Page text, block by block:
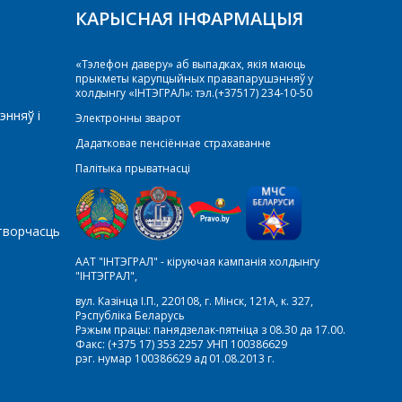
і
КАРЫСНАЯ ІНФАРМАЦЫЯ
«Тэлефон даверу» аб выпадках, якія маюць
прыкметы карупцыйных правапарушэнняў у
холдынгу «ІНТЭГРАЛ»: тэл.(+37517) 234-10-50
Электронны зварот
Дадатковае пенсіённае страхаванне
Палітыка прыватнасці
ААТ "ІНТЭГРАЛ" - кіруючая кампанія холдынгу
"ІНТЭГРАЛ",
вул. Казінца І.П., 220108, г. Мінск, 121А, к. 327,
Рэспубліка Беларусь
Рэжым працы: панядзелак-пятніца з 08.30 да 17.00.
Факс: (+375 17) 353 2257 УНП 100386629
рэг. нумар 100386629 ад 01.08.2013 г.